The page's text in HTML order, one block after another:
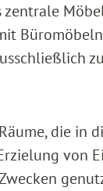
Büromöbeln
die in
von